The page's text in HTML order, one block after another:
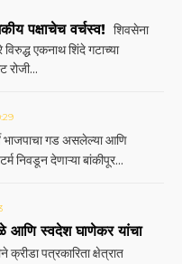
पक्षाचेच वर्चस्व! शिवसेना
एकनाथ शिंदे गटाच्या
रोजी...
भाजपाचा गड असलेल्या आणि
निवडून देणाऱ्या बांकीपूर...
आणि स्वदेश घाणेकर यांचा
क्रीडा पत्रकारिता क्षेत्रात